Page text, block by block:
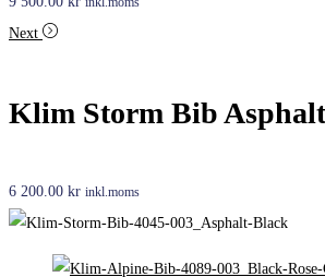
inkl.moms
Next
Klim Storm Bib
6 200.00 kr inkl.moms